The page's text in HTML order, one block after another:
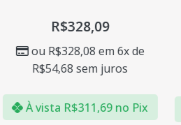
R$328,09
ouR$328,08em 6x de
R$54,68sem juros
À vista R$311,69no Pix